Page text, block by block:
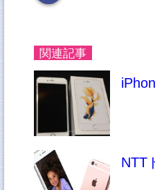
関連記事
NTT